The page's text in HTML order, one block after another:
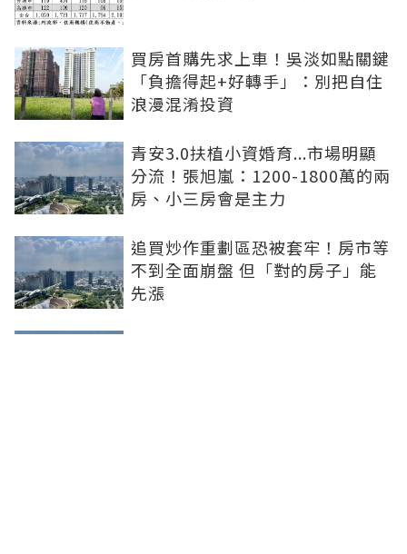
買房首購先求上車！吳淡如點關鍵
「負擔得起+好轉手」：別把自住
浪漫混淆投資
青安3.0扶植小資婚育...市場明顯
分流！張旭嵐：1200-1800萬的兩
房、小三房會是主力
追買炒作重劃區恐被套牢！房市等
不到全面崩盤 但「對的房子」能
先漲